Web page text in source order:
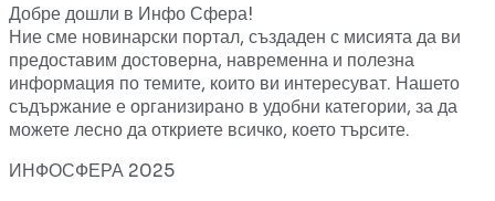
Добре дошли в Инфо Сфера!
Ние сме новинарски портал, създаден с мисията да ви
предоставим достоверна, навременна и полезна
информация по темите, които ви интересуват. Нашето
съдържание е организирано в удобни категории, за да
можете лесно да откриете всичко, което търсите.
ИНФОСФЕРА 2025